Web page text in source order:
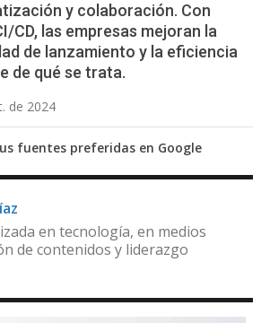
y colaboración. Con
CD, las empresas mejoran la
de lanzamiento y la eficiencia
de qué se trata.
de 2024
fuentes preferidas en Google
en tecnología, en medios
de contenidos y liderazgo